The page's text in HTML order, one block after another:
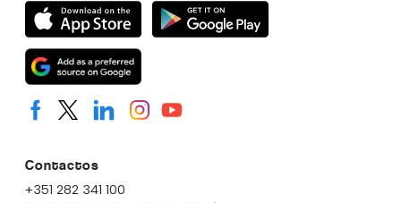
Contactos
+351 282 341 100